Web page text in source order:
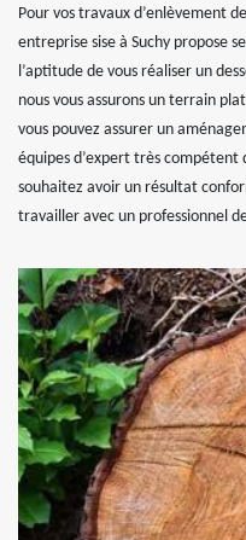
Pour vos travaux d’enlèvement
entreprise sise à Suchy propose
l’aptitude de vous réaliser un
nous vous assurons un terrain
vous pouvez assurer un
équipes d’expert très
souhaitez avoir un résultat
travailler avec un professionnel